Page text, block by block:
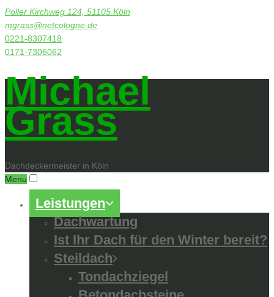
Poller Kirchweg 124, 51105 Köln
mgrass@netcologne.de
0221-8307418
0171-7306062
Michael
Grass
Dachdeckermeister in Köln
Menu
Leistungen
Dachwartung
Ist Ihr Dach für den Winter bereit?
Steildach
Tondachziegel